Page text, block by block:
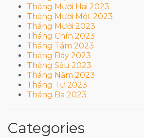
Tháng Mười Hai 2023
Tháng Mười Một 2023
Tháng Mười 2023
Tháng Chín 2023
Tháng Tám 2023
Tháng Bảy 2023
Tháng Sáu 2023
Tháng Năm 2023
Tháng Tư 2023
Tháng Ba 2023
Categories